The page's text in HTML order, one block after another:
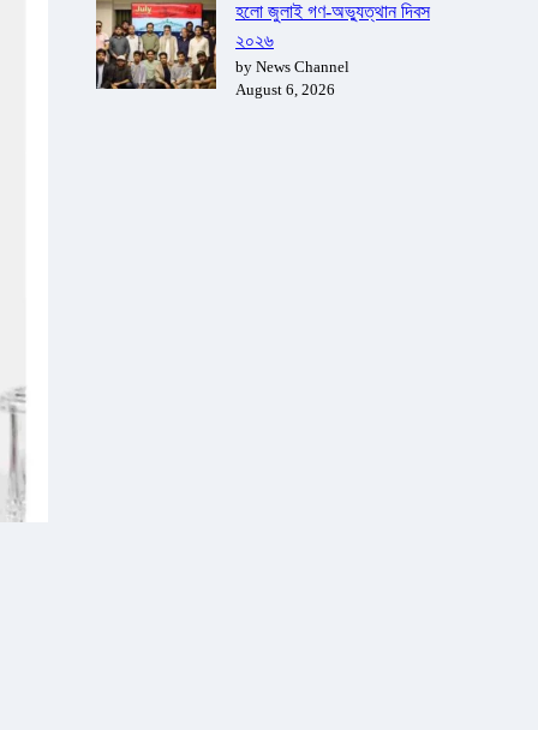
হলো জুলাই গণ-অভ্যুত্থান দিবস
২০২৬
by News Channel
August 6, 2026